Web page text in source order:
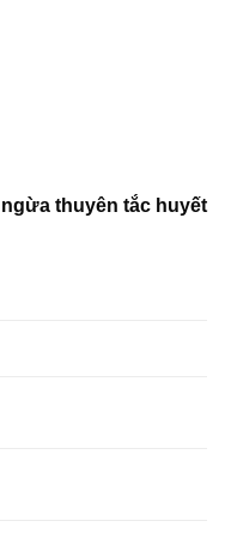
thuyên tắc huyết